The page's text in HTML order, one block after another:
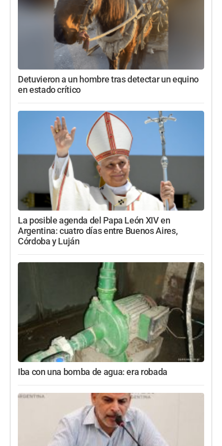
Detuvieron a un hombre tras detectar un equino
en estado crítico
La posible agenda del Papa León XIV en
Argentina: cuatro días entre Buenos Aires,
Córdoba y Luján
Iba con una bomba de agua: era robada